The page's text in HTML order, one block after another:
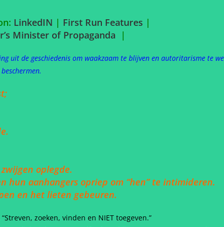
LinkedIN | First Run Features |
Minister of Propaganda |
uit de geschiedenis om waakzaam te blijven en autoritarisme te
oplegde.
hun aanhangers opriep om “hen” te intimideren.
en het lieten gebeuren.
zoeken, vinden en NIET toegeven.”